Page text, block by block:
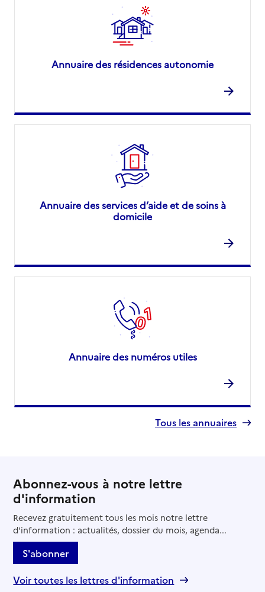
Annuaire des résidences autonomie
Annuaire des services d’aide et de soins à
domicile
Annuaire des numéros utiles
Tous les annuaires
Abonnez-vous à notre lettre
d'information
Recevez gratuitement tous les mois notre lettre
d'information : actualités, dossier du mois, agenda...
S'abonner
Voir toutes les lettres d'information